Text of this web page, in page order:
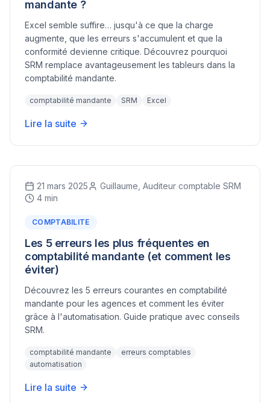
mandante ?
Excel semble suffire… jusqu'à ce que la charge
augmente, que les erreurs s'accumulent et que la
conformité devienne critique. Découvrez pourquoi
SRM remplace avantageusement les tableurs dans la
comptabilité mandante.
comptabilité mandante SRM Excel
Lire la suite
21 mars 2025
Guillaume, Auditeur comptable SRM
4 min
COMPTABILITE
Les 5 erreurs les plus fréquentes en
comptabilité mandante (et comment les
éviter)
Découvrez les 5 erreurs courantes en comptabilité
mandante pour les agences et comment les éviter
grâce à l'automatisation. Guide pratique avec conseils
SRM.
comptabilité mandante
erreurs comptables
automatisation
Lire la suite